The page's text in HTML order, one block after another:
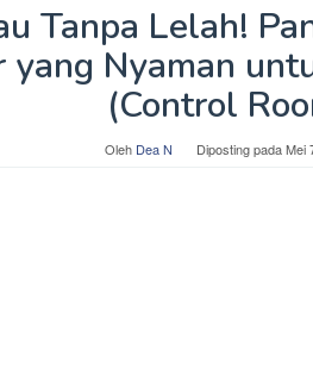
Tanpa Lelah!
yang Nyaman
(Control
Oleh Dea N Diposting padaMei